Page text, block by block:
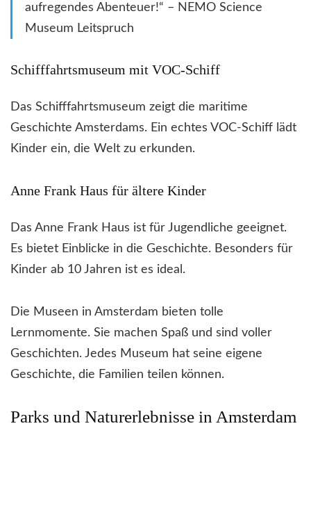
aufregendes Abenteuer!“ – NEMO Science
Museum Leitspruch
Schifffahrtsmuseum mit VOC-Schiff
Das Schifffahrtsmuseum zeigt die maritime
Geschichte Amsterdams. Ein echtes VOC-Schiff lädt
Kinder ein, die Welt zu erkunden.
Anne Frank Haus für ältere Kinder
Das Anne Frank Haus ist für Jugendliche geeignet.
Es bietet Einblicke in die Geschichte. Besonders für
Kinder ab 10 Jahren ist es ideal.
Die Museen in Amsterdam bieten tolle
Lernmomente. Sie machen Spaß und sind voller
Geschichten. Jedes Museum hat seine eigene
Geschichte, die Familien teilen können.
Parks und Naturerlebnisse in Amsterdam